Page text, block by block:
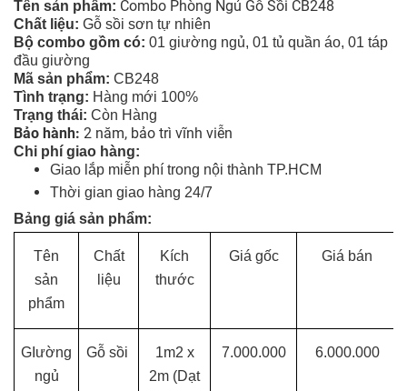
Kệ
Thờ
Nội
Thất
Văn
Phòng
Khác
Thiệu
Án
Tên sản phẩm: Combo Phòng Ngủ Gỗ Sồi CB248
Chất liệu: Gỗ sồi sơn tự nhiên
Bộ combo gồm có: 01 giường ngủ, 01 tủ quần áo, 01 táp
đầu giường
Mã sản phẩm: CB248
Tình trạng: Hàng mới 100%
Trạng thái: Còn Hàng
Bảo hành: 2 năm, bảo trì vĩnh viễn
Chi phí giao hàng:
Giao lắp miễn phí trong nội thành TP.HCM
Thời gian giao hàng 24/7
Bảng giá sản phẩm:
Tên
sản
phẩm
Chất
liệu
Kích
thước
Giá gốc Giá bán
GIường
ngủ
Gỗ sồi
1m2 x
2m (Dạt
7.000.000 6.000.000